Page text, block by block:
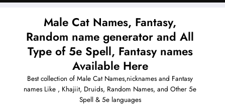
Male Cat Names, Fantasy,
Random name generator and All
Type of 5e Spell, Fantasy names
Available Here
Best collection of Male Cat Names,nicknames and Fantasy
names Like , Khajiit, Druids, Random Names, and Other 5e
Spell & 5e languages